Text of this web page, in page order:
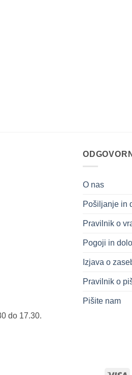
do 17.30.
O nas
Pošiljanje in
Pravilnik o
Pogoji in
Izjava o
Pravilnik o
Pišite nam